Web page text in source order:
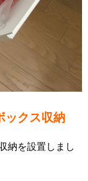
ックス収納
納を設置しまし